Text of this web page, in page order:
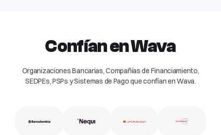
Confían en Wava
Organizaciones Bancarias, Compañías de Financiamiento,
SEDPEs, PSPs y Sistemas de Pago que confían en Wava.